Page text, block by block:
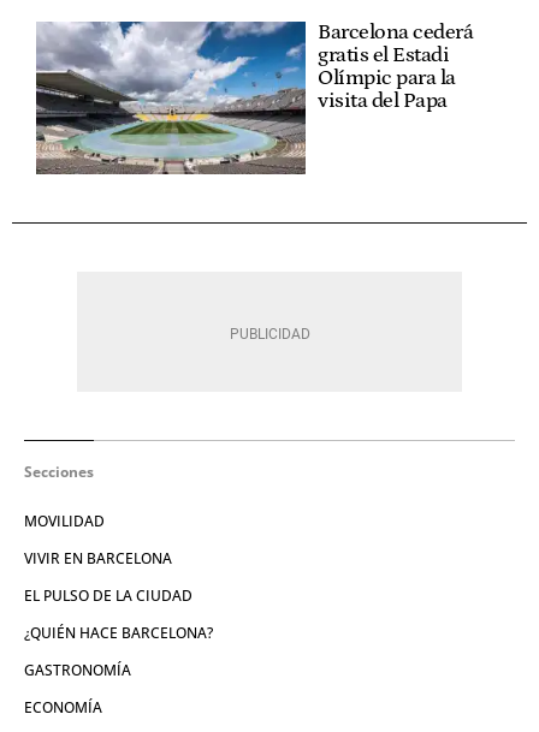
Barcelona cederá
gratis el Estadi
Olímpic para la
visita del Papa
Secciones
MOVILIDAD
VIVIR EN BARCELONA
EL PULSO DE LA CIUDAD
¿QUIÉN HACE BARCELONA?
GASTRONOMÍA
ECONOMÍA